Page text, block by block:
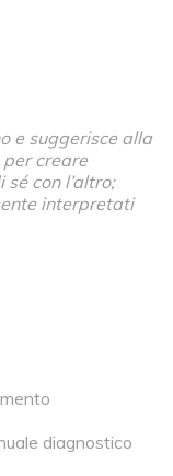
e suggerisce alla
creare
con l’altro;
interpretati
diagnostico